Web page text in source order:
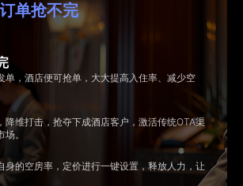
订单抢不完
单，酒店便可抢单，大大提高入住率、减少空
降维打击，抢夺下成酒店客户，激活传统OTA渠
。
身的空房率，定价进行一键设置，释放人力，让